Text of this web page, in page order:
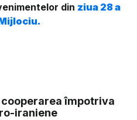
din ziua 28 a
împotriva
iraniene